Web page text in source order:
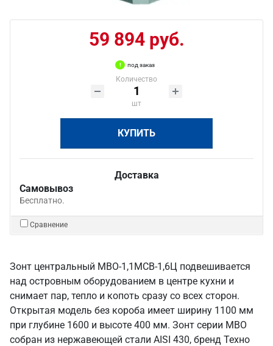
59 894 руб.
под заказ
Количество
шт
КУПИТЬ
Доставка
Самовывоз
Бесплатно.
Сравнение
Зонт центральный МВО-1,1МСВ-1,6Ц подвешивается
над островным оборудованием в центре кухни и
снимает пар, тепло и копоть сразу со всех сторон.
Открытая модель без короба имеет ширину 1100 мм
при глубине 1600 и высоте 400 мм. Зонт серии МВО
собран из нержавеющей стали AISI 430, бренд Техно